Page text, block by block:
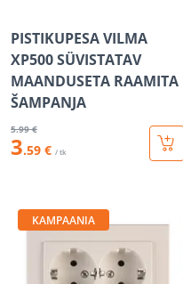
PISTIKUPESA VILMA
XP500 SÜVISTATAV
MAANDUSETA RAAMITA
ŠAMPANJA
5.99 €
3.59 € / tk
KAMPAANIA